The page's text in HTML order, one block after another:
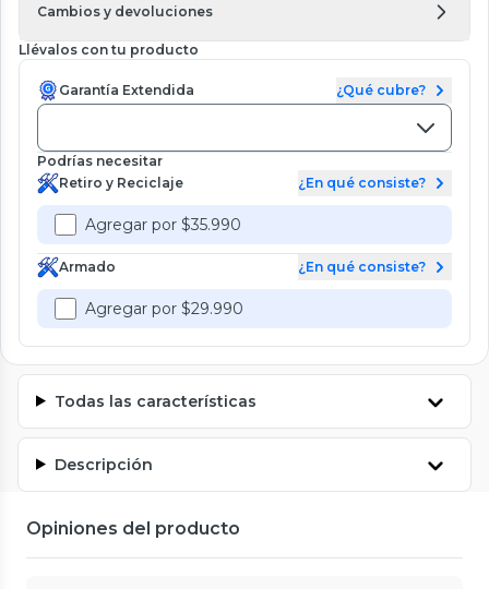
Cambios y devoluciones
Llévalos con tu producto
Garantía Extendida ¿Qué cubre?
Podrías necesitar
Retiro y Reciclaje
¿En qué consiste?
Agregar por $35.990
Armado ¿En qué consiste?
Agregar por $29.990
Todas las características
Descripción
Opiniones del producto